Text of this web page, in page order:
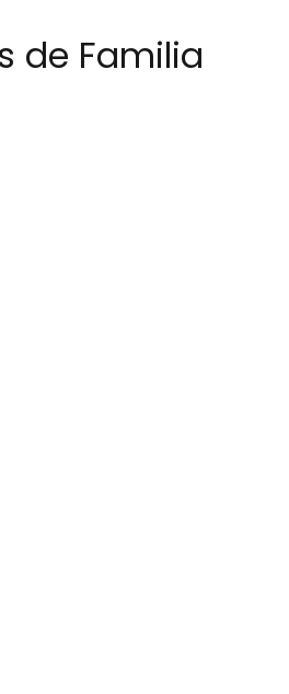
de Familia